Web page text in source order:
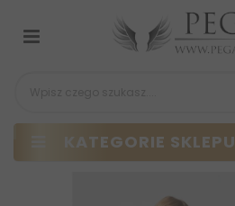
KATEGORIE SKLEPU
Przełącz
nawigacji